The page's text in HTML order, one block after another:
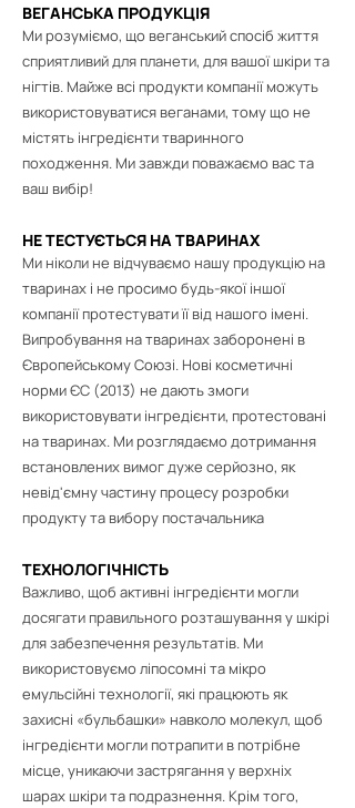
ВЕГАНСЬКА ПРОДУКЦІЯ
Ми розуміємо, що веганський спосіб життя
сприятливий для планети, для вашої шкіри та
нігтів. Майже всі продукти компанії можуть
використовуватися веганами, тому що не
містять інгредієнти тваринного
походження. Ми завжди поважаємо вас та
ваш вибір!
НЕ ТЕСТУЄТЬСЯ НА ТВАРИНАХ
Ми ніколи не відчуваємо нашу продукцію на
тваринах і не просимо будь-якої іншої
компанії протестувати її від нашого імені.
Випробування на тваринах заборонені в
Європейському Союзі. Нові косметичні
норми ЄС (2013) не дають змоги
використовувати інгредієнти, протестовані
на тваринах. Ми розглядаємо дотримання
встановлених вимог дуже серйозно, як
невід'ємну частину процесу розробки
продукту та вибору постачальника
ТЕХНОЛОГІЧНІСТЬ
Важливо, щоб активні інгредієнти могли
досягати правильного розташування у шкірі
для забезпечення результатів. Ми
використовуємо ліпосомні та мікро
емульсійні технології, які працюють як
захисні «бульбашки» навколо молекул, щоб
інгредієнти могли потрапити в потрібне
місце, уникаючи застрягання у верхніх
шарах шкіри та подразнення. Крім того,